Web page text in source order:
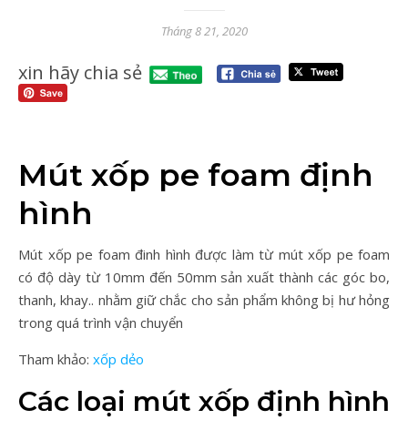
Tháng 8 21, 2020
xin hãy chia sẻ
Mút xốp pe foam định
hình
Mút xốp pe foam đinh hình được làm từ mút xốp pe foam
có độ dày từ 10mm đến 50mm sản xuất thành các góc bo,
thanh, khay.. nhằm giữ chắc cho sản phẩm không bị hư hỏng
trong quá trình vận chuyển
Tham khảo: xốp dẻo
Các loại mút xốp định hình